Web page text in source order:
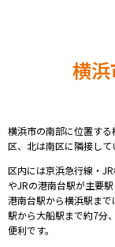
横
横浜市の南部に位置する
区、北は南区に隣接して
区内には京浜急行線・
やJRの港南台駅が主要駅
港南台駅から横浜駅ま
駅から大船駅まで約7分
便利です。